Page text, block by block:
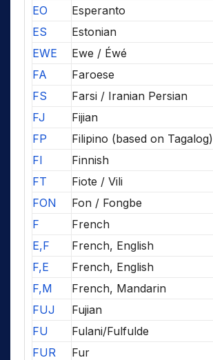
EO
Esperanto
ES
Estonian
EWE
Ewe / Éwé
FA
Faroese
FS
Farsi / Iranian Persian
FJ
Fijian
FP
Filipino (based on Tagalog)
FI
Finnish
FT
Fiote / Vili
FON
Fon / Fongbe
F
French
E,F
French, English
F,E
French, English
F,M
French, Mandarin
FUJ
Fujian
FU
Fulani/Fulfulde
FUR
Fur